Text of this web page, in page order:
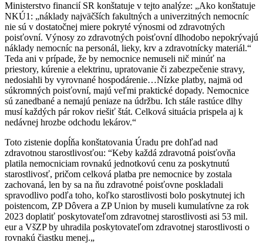
Ministerstvo financií SR konštatuje v tejto analýze: „Ako konštatuje
NKÚ1: „náklady najväčších fakultných a univerzitných nemocníc
nie sú v dostatočnej miere pokryté výnosmi od zdravotných
poisťovní. Výnosy zo zdravotných poisťovní dlhodobo nepokrývajú
náklady nemocníc na personál, lieky, krv a zdravotnícky materiál.“
Teda ani v prípade, že by nemocnice nemuseli nič minúť na
priestory, kúrenie a elektrinu, upratovanie či zabezpečenie stravy,
nedosiahli by vyrovnané hospodárenie…Nízke platby, najmä od
súkromných poisťovní, majú veľmi praktické dopady. Nemocnice
sú zanedbané a nemajú peniaze na údržbu. Ich stále rastúce dlhy
musí každých pár rokov riešiť štát. Celková situácia prispela aj k
nedávnej hrozbe odchodu lekárov.“
Toto zistenie dopĺňa konštatovania Úradu pre dohľad nad
zdravotnou starostlivosťou: “Keby každá zdravotná poisťovňa
platila nemocniciam rovnakú jednotkovú cenu za poskytnutú
starostlivosť, pričom celková platba pre nemocnice by zostala
zachovaná, len by sa na ňu zdravotné poisťovne poskladali
spravodlivo podľa toho, koľko starostlivosti bolo poskytnutej ich
poistencom, ZP Dôvera a ZP Union by museli kumulatívne za rok
2023 doplatiť poskytovateľom zdravotnej starostlivosti asi 53 mil.
eur a VšZP by uhradila poskytovateľom zdravotnej starostlivosti o
rovnakú čiastku menej.„